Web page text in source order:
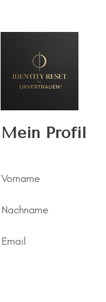
Mein Profil
Vorname
Nachname
Email